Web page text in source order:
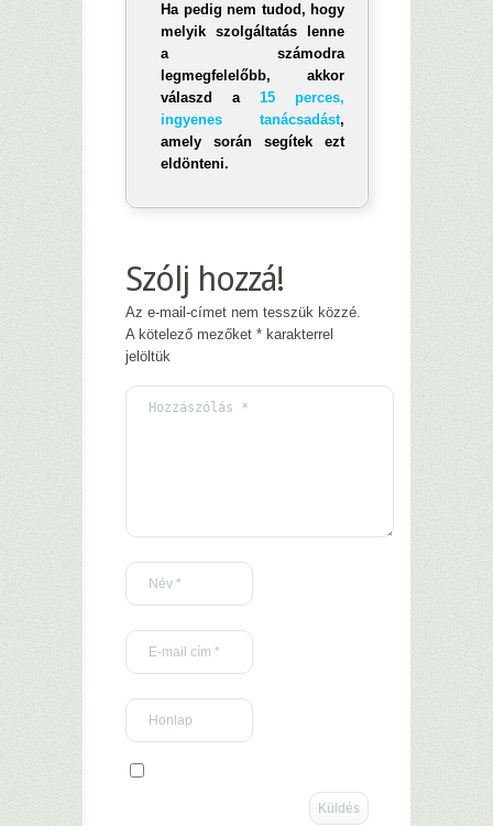
Ha pedig nem tudod, hogy
melyik szolgáltatás lenne
a számodra
legmegfelelőbb, akkor
válaszd a 15 perces,
ingyenes tanácsadást,
amely során segítek ezt
eldönteni.
Szólj hozzá!
Az e-mail-címet nem tesszük közzé.
A kötelező mezőket * karakterrel
jelöltük